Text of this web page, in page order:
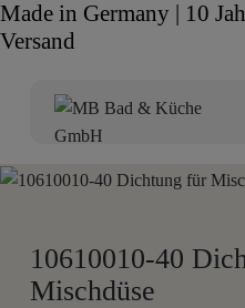
Made in Germany | 10
Versand
10610010-40
Mischdüse